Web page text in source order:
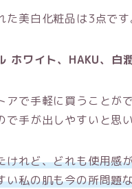
美白化粧品は3点です
ホワイト、HAKU、白
アで手軽に買うことが
で手が出しやすいと思い
けれど、どれも使用感
い私の肌も今の所問題